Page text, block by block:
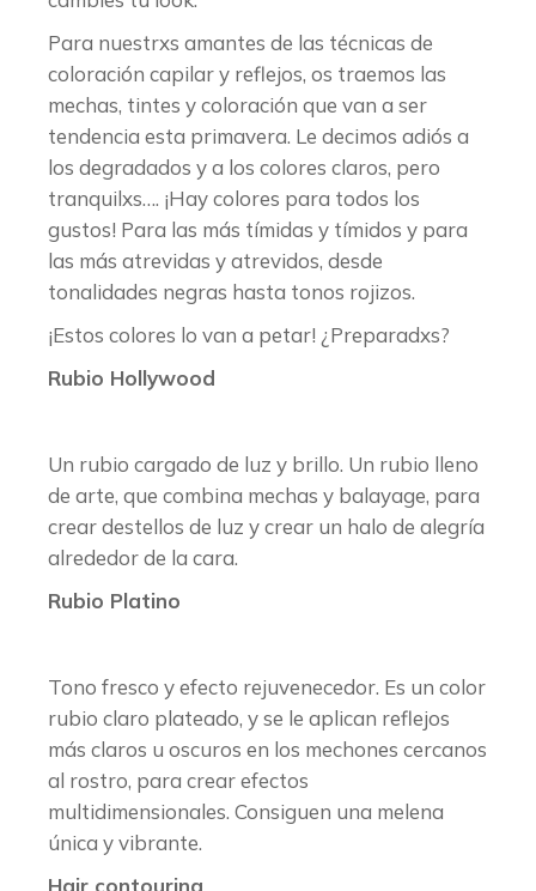
Para nuestrxs amantes de las técnicas de
coloración capilar y reflejos, os traemos las
mechas, tintes y coloración que van a ser
tendencia esta primavera. Le decimos adiós a
los degradados y a los colores claros, pero
tranquilxs…. ¡Hay colores para todos los
gustos! Para las más tímidas y tímidos y para
las más atrevidas y atrevidos, desde
tonalidades negras hasta tonos rojizos.
¡Estos colores lo van a petar! ¿Preparadxs?
Rubio Hollywood
Un rubio cargado de luz y brillo. Un rubio lleno
de arte, que combina mechas y balayage, para
crear destellos de luz y crear un halo de alegría
alrededor de la cara.
Rubio Platino
Tono fresco y efecto rejuvenecedor. Es un color
rubio claro plateado, y se le aplican reflejos
más claros u oscuros en los mechones cercanos
al rostro, para crear efectos
multidimensionales. Consiguen una melena
única y vibrante.
Hair contouring